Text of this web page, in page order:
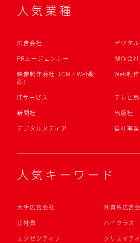
人気業種
広告会社
デジタ
PRエージェンシー
制作会社
映像制作会社（CM・Web動
画）
Web制
ITサービス
テレビ局
新聞社
出版社
デジタルメディア
自社事
人気キーワード
大手広告会社
外資系広告
正社員
ハイクラス
エグゼクティブ
クリエイテ